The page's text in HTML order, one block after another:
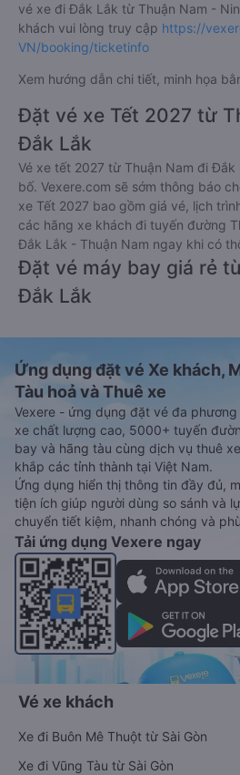
vé xe đi Đắk Lắk từ Thuận Nam -
khách vui lòng truy cập https://
VN/booking/ticketinfo
Xem hướng dẫn chi tiết, minh họa
Đặt vé xe Tết 2027 từ
Đắk Lắk
Vé xe tết 2027 từ Thuận Nam đi
bố. Vexere.com sẽ sớm thông báo
xe Tết 2027 bao gồm giá vé, lịch
các hãng xe khách đi tuyến đường
Đắk Lắk - Thuận Nam ngay khi có
Đặt vé máy bay giá rẻ
Đắk Lắk
Ứng dụng đặt vé Xe khách,
Tàu hoả và Thuê xe
Vexere - ứng dụng đặt vé đa
xe chất lượng cao, 5000+ tuyến
bay và hãng tàu cùng dịch vụ thuê
khắp các tỉnh thành tại Việt Nam.
Ứng dụng hiển thị thông tin đầy đủ,
tiện ích giúp người dùng so sánh và
chuyển tiết kiệm, nhanh chóng và
Tải ứng dụng Vexere ngay
Vé xe khách
Xe đi Buôn Mê Thuột từ Sài Gòn
Xe đi Vũng Tàu từ Sài Gòn